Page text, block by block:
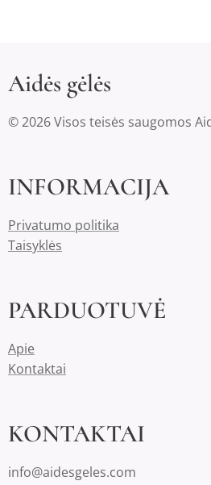
Aidės gėlės
© 2026 Visos teisės saugomos
INFORMACIJA
Privatumo politika
Taisyklės
PARDUOTUVĖ
Apie
Kontaktai
KONTAKTAI
info@aidesgeles.com